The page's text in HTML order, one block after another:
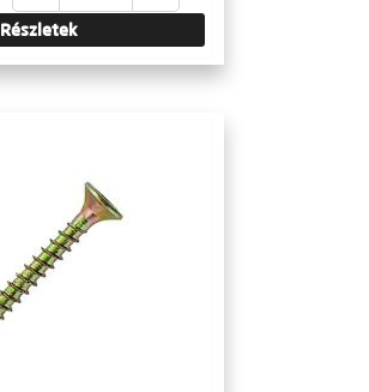
Részletek